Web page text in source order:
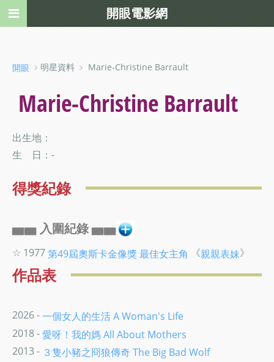
開眼 ﹥明星資料 ﹥ Marie-Christine Barrault
Marie-Christine Barrault
出生地：
生 日：-
得獎紀錄
▅▅ 入圍紀錄 ▅▅
☆ 1977第49屆奧斯卡金像獎最佳女主角 《親親表妹》
作品表
2026 -一個女人的生活 A Woman's Life
2018 -愛呀！我的媽 All About Mothers
2013 - ３隻小豬之冏狼傳奇 The Big Bad Wolf
開眼電影網